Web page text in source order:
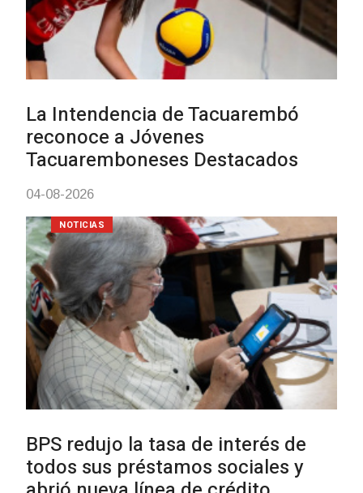
UTE hizo llamado laboral para
personas en situación de
discapacidad
03-08-2026
NOTICIAS